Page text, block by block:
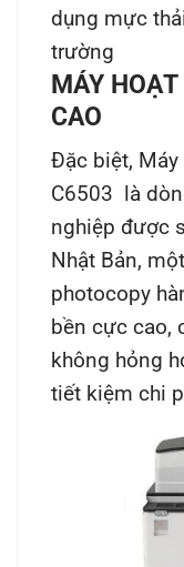
dụng mực
trường
MÁY
CAO
Đặc biệt,
C6503 là
nghiệp được
Nhật Bản,
photocopy
bền cực cao,
không hỏng
tiết kiệm chi